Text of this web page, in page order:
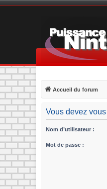
Accueil du forum
Vous devez
Nom d’utilisateur :
Mot de passe :